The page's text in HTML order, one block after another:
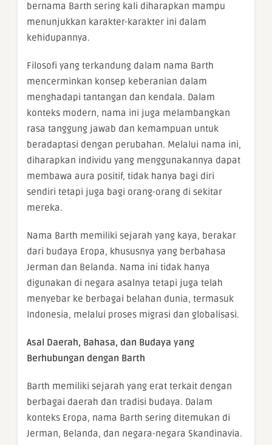
bernama Barth sering kali diharapkan mampu
menunjukkan karakter-karakter ini dalam
kehidupannya.
Filosofi yang terkandung dalam nama Barth
mencerminkan konsep keberanian dalam
menghadapi tantangan dan kendala. Dalam
konteks modern, nama ini juga melambangkan
rasa tanggung jawab dan kemampuan untuk
beradaptasi dengan perubahan. Melalui nama ini,
diharapkan individu yang menggunakannya dapat
membawa aura positif, tidak hanya bagi diri
sendiri tetapi juga bagi orang-orang di sekitar
mereka.
Nama Barth memiliki sejarah yang kaya, berakar
dari budaya Eropa, khususnya yang berbahasa
Jerman dan Belanda. Nama ini tidak hanya
digunakan di negara asalnya tetapi juga telah
menyebar ke berbagai belahan dunia, termasuk
Indonesia, melalui proses migrasi dan globalisasi.
Asal Daerah, Bahasa, dan Budaya yang
Berhubungan dengan Barth
Barth memiliki sejarah yang erat terkait dengan
berbagai daerah dan tradisi budaya. Dalam
konteks Eropa, nama Barth sering ditemukan di
Jerman, Belanda, dan negara-negara Skandinavia.